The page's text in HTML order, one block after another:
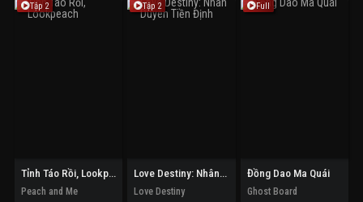
Tập 2
Tỉnh Táo Rồi, Lookpeach
Peach and Me
Tập 2
Love Destiny: Nhân Duyên Tiền Định
Love Destiny
Full
Đồng Dao Ma Quái
Ghost Board